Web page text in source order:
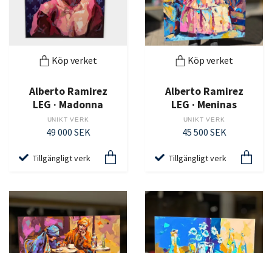
Köp verket
Alberto Ramirez
LEG · Madonna
UNIKT VERK
49 000 SEK
Tillgängligt verk
Köp verket
Alberto Ramirez
LEG · Meninas
UNIKT VERK
45 500 SEK
Tillgängligt verk